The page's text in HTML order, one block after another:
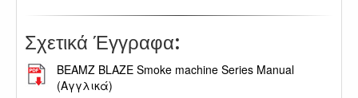
Σχετικά Έγγραφα:
BEAMZ BLAZE Smoke machine Series Manual
(Αγγλικά)